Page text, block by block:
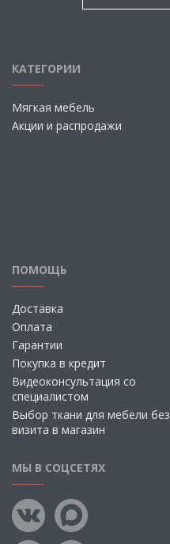
КАТЕГОРИИ
Мягкая мебель
Акции и распродажи
ПОМОЩЬ
Доставка
Оплата
Гарантии
Покупка в кредит
Видеоконсультация со
специалистом
Выбор ткани для мебели без
визита в магазин
МЫ В СОЦСЕТЯХ